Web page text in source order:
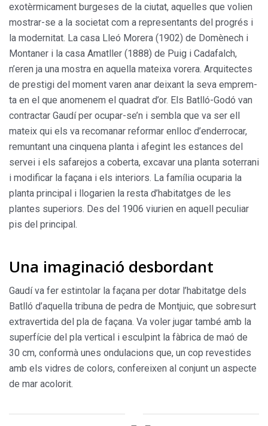
exo­tèrmicament burgeses de la ciutat, aquelles que volien
mostrar-se a la societat com a representants del progrés i
la modernitat. La casa Lleó Morera (1902) de Domènech i
Montaner i la casa Amatller (1888) de Puig i Cadafalch,
n’eren ja una mostra en aquella mateixa vorera. Arquitectes
de prestigi del moment varen anar deixant la seva emprem­
ta en el que anomenem el quadrat d’or. Els Batlló-Godó van
contractar Gaudí per ocupar-se’n i sembla que va ser ell
mateix qui els va recoma­nar reformar enlloc d’enderrocar,
remuntant una cinquena planta i afegint les estances del
servei i els safarejos a coberta, excavar una planta soterrani
i modificar la façana i els interiors. La família ocuparia la
planta principal i llogarien la resta d’habitatges de les
plantes superi­ors. Des del 1906 viurien en aquell peculiar
pis del principal.
Una imaginació desbordant
Gaudí va fer estintolar la faça­na per dotar l’habitatge dels
Batlló d’aquella tribuna de pedra de Mont­juic, que sobresurt
extravertida del pla de façana. Va voler jugar també amb la
superfície del pla vertical i esculpint la fàbrica de maó de
30 cm, conformà unes ondulacions que, un cop revestides
amb els vidres de colors, confereixen al con­junt un aspecte
de mar acolorit.